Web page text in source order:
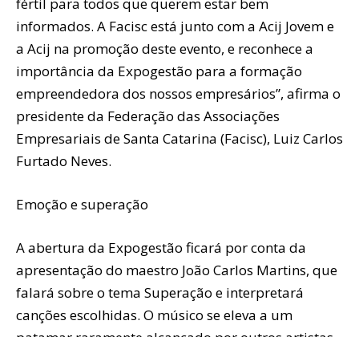
informados. A Facisc está junto com a Acij Jovem e
a Acij na promoção deste evento, e reconhece a
importância da Expogestão para a formação
empreendedora dos nossos empresários”, afirma o
presidente da Federação das Associações
Empresariais de Santa Catarina (Facisc), Luiz Carlos
Furtado Neves.
Emoção e superação
A abertura da Expogestão ficará por conta da
apresentação do maestro João Carlos Martins, que
falará sobre o tema Superação e interpretará
canções escolhidas. O músico se eleva a um